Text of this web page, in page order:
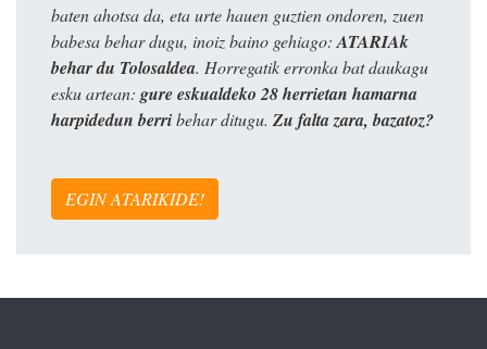
baten ahotsa da, eta urte hauen guztien ondoren, zuen
babesa behar dugu, inoiz baino gehiago: ATARIAk
behar du Tolosaldea. Horregatik erronka bat daukagu
esku artean: gure eskualdeko 28 herrietan hamarna
harpidedun berribehar ditugu. Zu falta zara, bazatoz?
EGIN ATARIKIDE!